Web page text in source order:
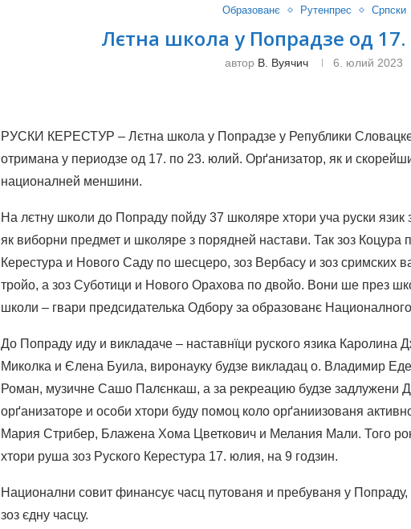
Образованє Рутенпрес Српски
Лєтна школа у Попрадзе од
автор В. Вуячич 6. юлий 2023
РУСКИ КЕРЕСТУР – Лєтна школа у Попрадзе у Републики
отримана у периодзе од 17. по 23. юлий. Орґанизатор, як и
националней меншини.
На лєтну школи до Попраду пойду 37 школяре хтори уча руски
як виборни предмет и школяре з порядней настави. Так зоз Коцура
Керестура и Нового Саду по шесцеро, зоз Вербасу и зоз сримских
тройо, а зоз Суботици и Нового Орахова по двойо. Вони ше през
школи – гвари предсидателька Одбору за образованє
До Попраду иду и викладаче – наставнїци руского язика
Миколка и Єлена Буила, виронауку будзе викладац о. Владимир
Роман, музичне Сашо Палєнкаш, а за рекреацию будзе задлужени
орґанизаторе и особи хтори буду помоц коло орґаниизованя
Мария Стрибер, Блажена Хома Цветкович и Мелания Мали. Того
хтори руша зоз Руского Керестура 17. юлия, на 9 годзин.
Национални совит финансує часц путованя и пребуваня у
зоз єдну часцу.